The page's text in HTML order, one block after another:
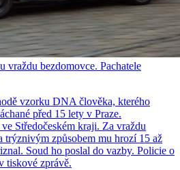
vraždu bezdomovce. Pachatele
vzorku DNA člověka, kterého
před 15 lety v Praze.
Středočeském kraji. Za vraždu
trýznivým způsobem mu hrozí 15 až
Soud ho poslal do vazby. Policie o
tiskové zprávě.